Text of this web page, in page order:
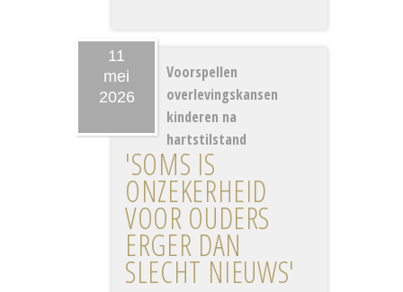
11
mei
2026
Voorspellen
overlevingskansen
kinderen na
hartstilstand
'SOMS IS
ONZEKERHEID
VOOR OUDERS
ERGER DAN
SLECHT NIEUWS'